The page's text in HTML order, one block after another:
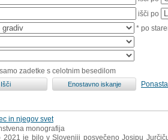
išči po
* po
zadetke s celotnim besedilom
in njegov svet
monografija
2021 je bilo v Sloveniji posvečeno Josipu